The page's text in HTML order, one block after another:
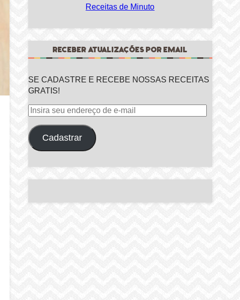
Receitas de Minuto
RECEBER ATUALIZAÇÕES POR EMAIL
SE CADASTRE E RECEBE NOSSAS RECEITAS
GRATIS!
Insira
endereço
de
Cadastrar